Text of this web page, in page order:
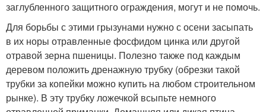
заглубленного защитного ограждения, могут и не помочь.
Для борьбы с этими грызунами нужно с осени засыпать
в их норы отравленные фосфидом цинка или другой
отравой зерна пшеницы. Полезно также под каждым
деревом положить дренажную трубку (обрезки такой
трубки за копейки можно купить на любом строительном
рынке). В эту трубку ложечкой всыпьте немного